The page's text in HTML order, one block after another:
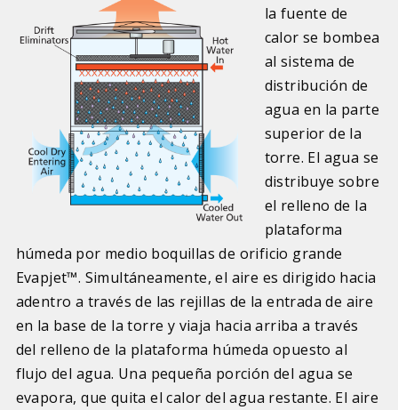
la fuente de
calor se bombea
al sistema de
distribución de
agua en la parte
superior de la
torre. El agua se
distribuye sobre
el relleno de la
plataforma
húmeda por medio boquillas de orificio grande
Evapjet™. Simultáneamente, el aire es dirigido hacia
adentro a través de las rejillas de la entrada de aire
en la base de la torre y viaja hacia arriba a través
del relleno de la plataforma húmeda opuesto al
flujo del agua. Una pequeña porción del agua se
evapora, que quita el calor del agua restante. El aire